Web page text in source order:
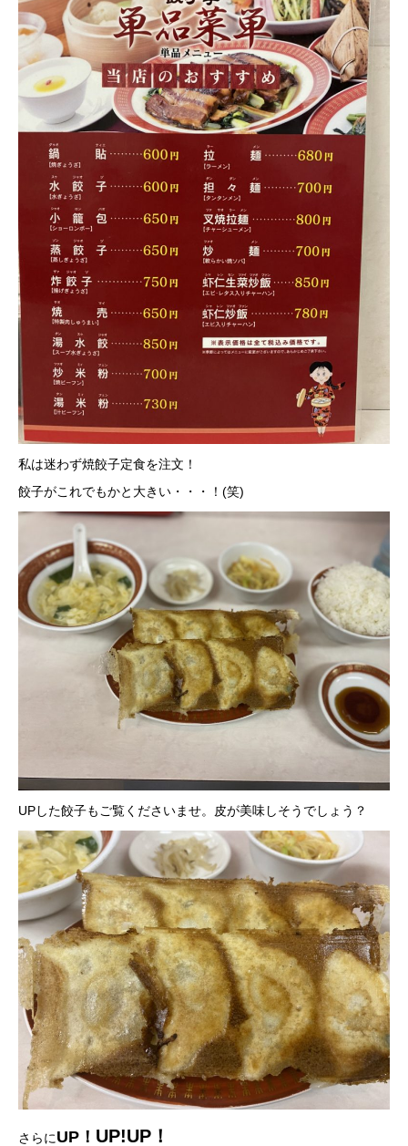
私は迷わず焼餃子定食を注文！
餃子がこれでもかと大きい・・・！(笑)
UPした餃子もご覧くださいませ。皮が美味しそうでしょう？
さらにUP！ UP!UP！